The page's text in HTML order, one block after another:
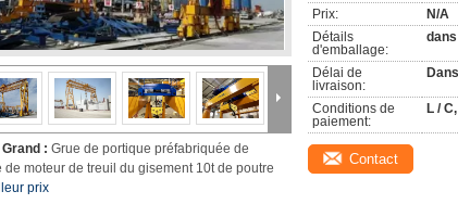
Grand : Grue de portique préfabriquée de
de moteur de treuil du gisement 10t de poutre
prix
Prix:
N/A
Détails
d'emballage:
Délai de
livraison:
Conditions de
paiement:
L /
Contact